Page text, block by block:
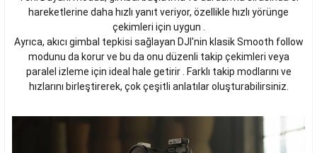
hareketlerine daha hızlı yanıt veriyor, özellikle hızlı yörünge
çekimleri için uygun .
Ayrıca, akıcı gimbal tepkisi sağlayan DJI'nin klasik Smooth follow
modunu da korur ve bu da onu düzenli takip çekimleri veya
paralel izleme için ideal hale getirir . Farklı takip modlarını ve
hızlarını birleştirerek, çok çeşitli anlatılar oluşturabilirsiniz.